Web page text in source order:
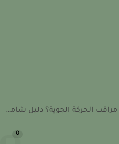
كم راتب مضيف الطيران؟ دليل شامل حول الدخل والمزايا 2026